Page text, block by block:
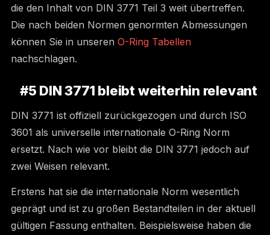
die den Inhalt von DIN 3771 Teil 3 weit übertreffen.
Die nach beiden Normen genormten Abmessungen
können Sie in unseren O-Ring Tabellen
nachschlagen.
#5 DIN 3771 bleibt weiterhin relevant
DIN 3771 ist offiziell zurückgezogen und durch ISO
3601 als universelle internationale O-Ring Norm
ersetzt. Nach wie vor bleibt die DIN 3771 jedoch auf
zwei Weisen relevant.
Erstens hat sie die internationale Norm wesentlich
geprägt und ist zu großen Bestandteilen in der aktuell
gültigen Fassung enthalten. Beispielsweise haben die